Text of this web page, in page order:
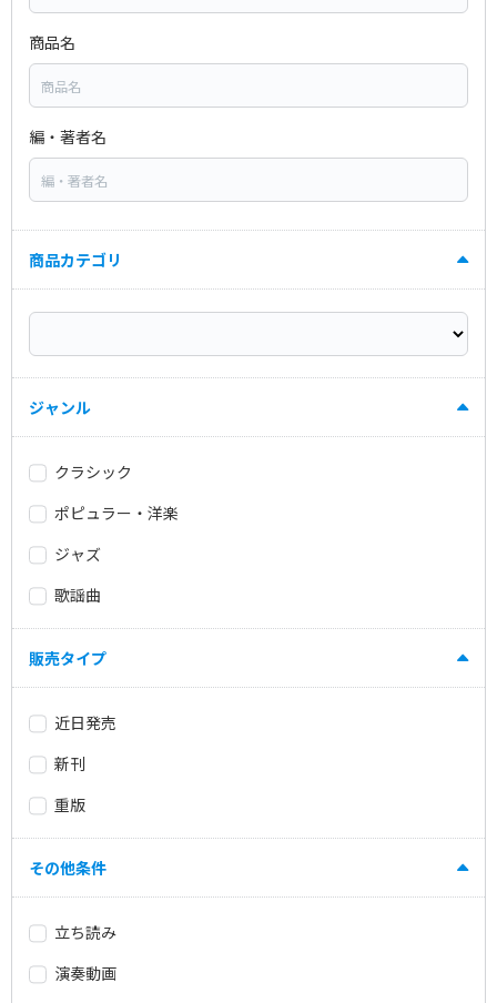
商品名
編・著者名
商品カテゴリ
ジャンル
クラシック
ポピュラー・洋楽
ジャズ
歌謡曲
販売タイプ
近日発売
新刊
重版
その他条件
立ち読み
演奏動画